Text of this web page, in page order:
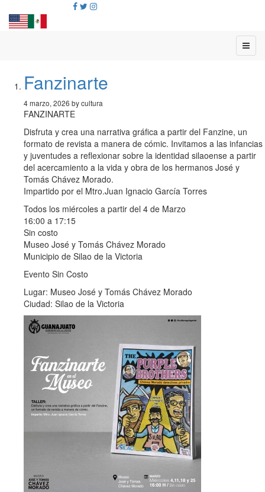
Fanzinarte
4 marzo, 2026 by cultura
FANZINARTE
Disfruta y crea una narrativa gráfica a partir del Fanzine, un
formato de revista a manera de cómic. Invitamos a las infancias
y juventudes a reflexionar sobre la identidad silaoense a partir
del acercamiento a la vida y obra de los hermanos José y
Tomás Chávez Morado.
Impartido por el Mtro.Juan Ignacio García Torres
Todos los miércoles a partir del 4 de Marzo
16:00 a 17:15
Sin costo
Museo José y Tomás Chávez Morado
Municipio de Silao de la Victoria
Evento Sin Costo
Lugar: Museo José y Tomás Chávez Morado
Ciudad: Silao de la Victoria